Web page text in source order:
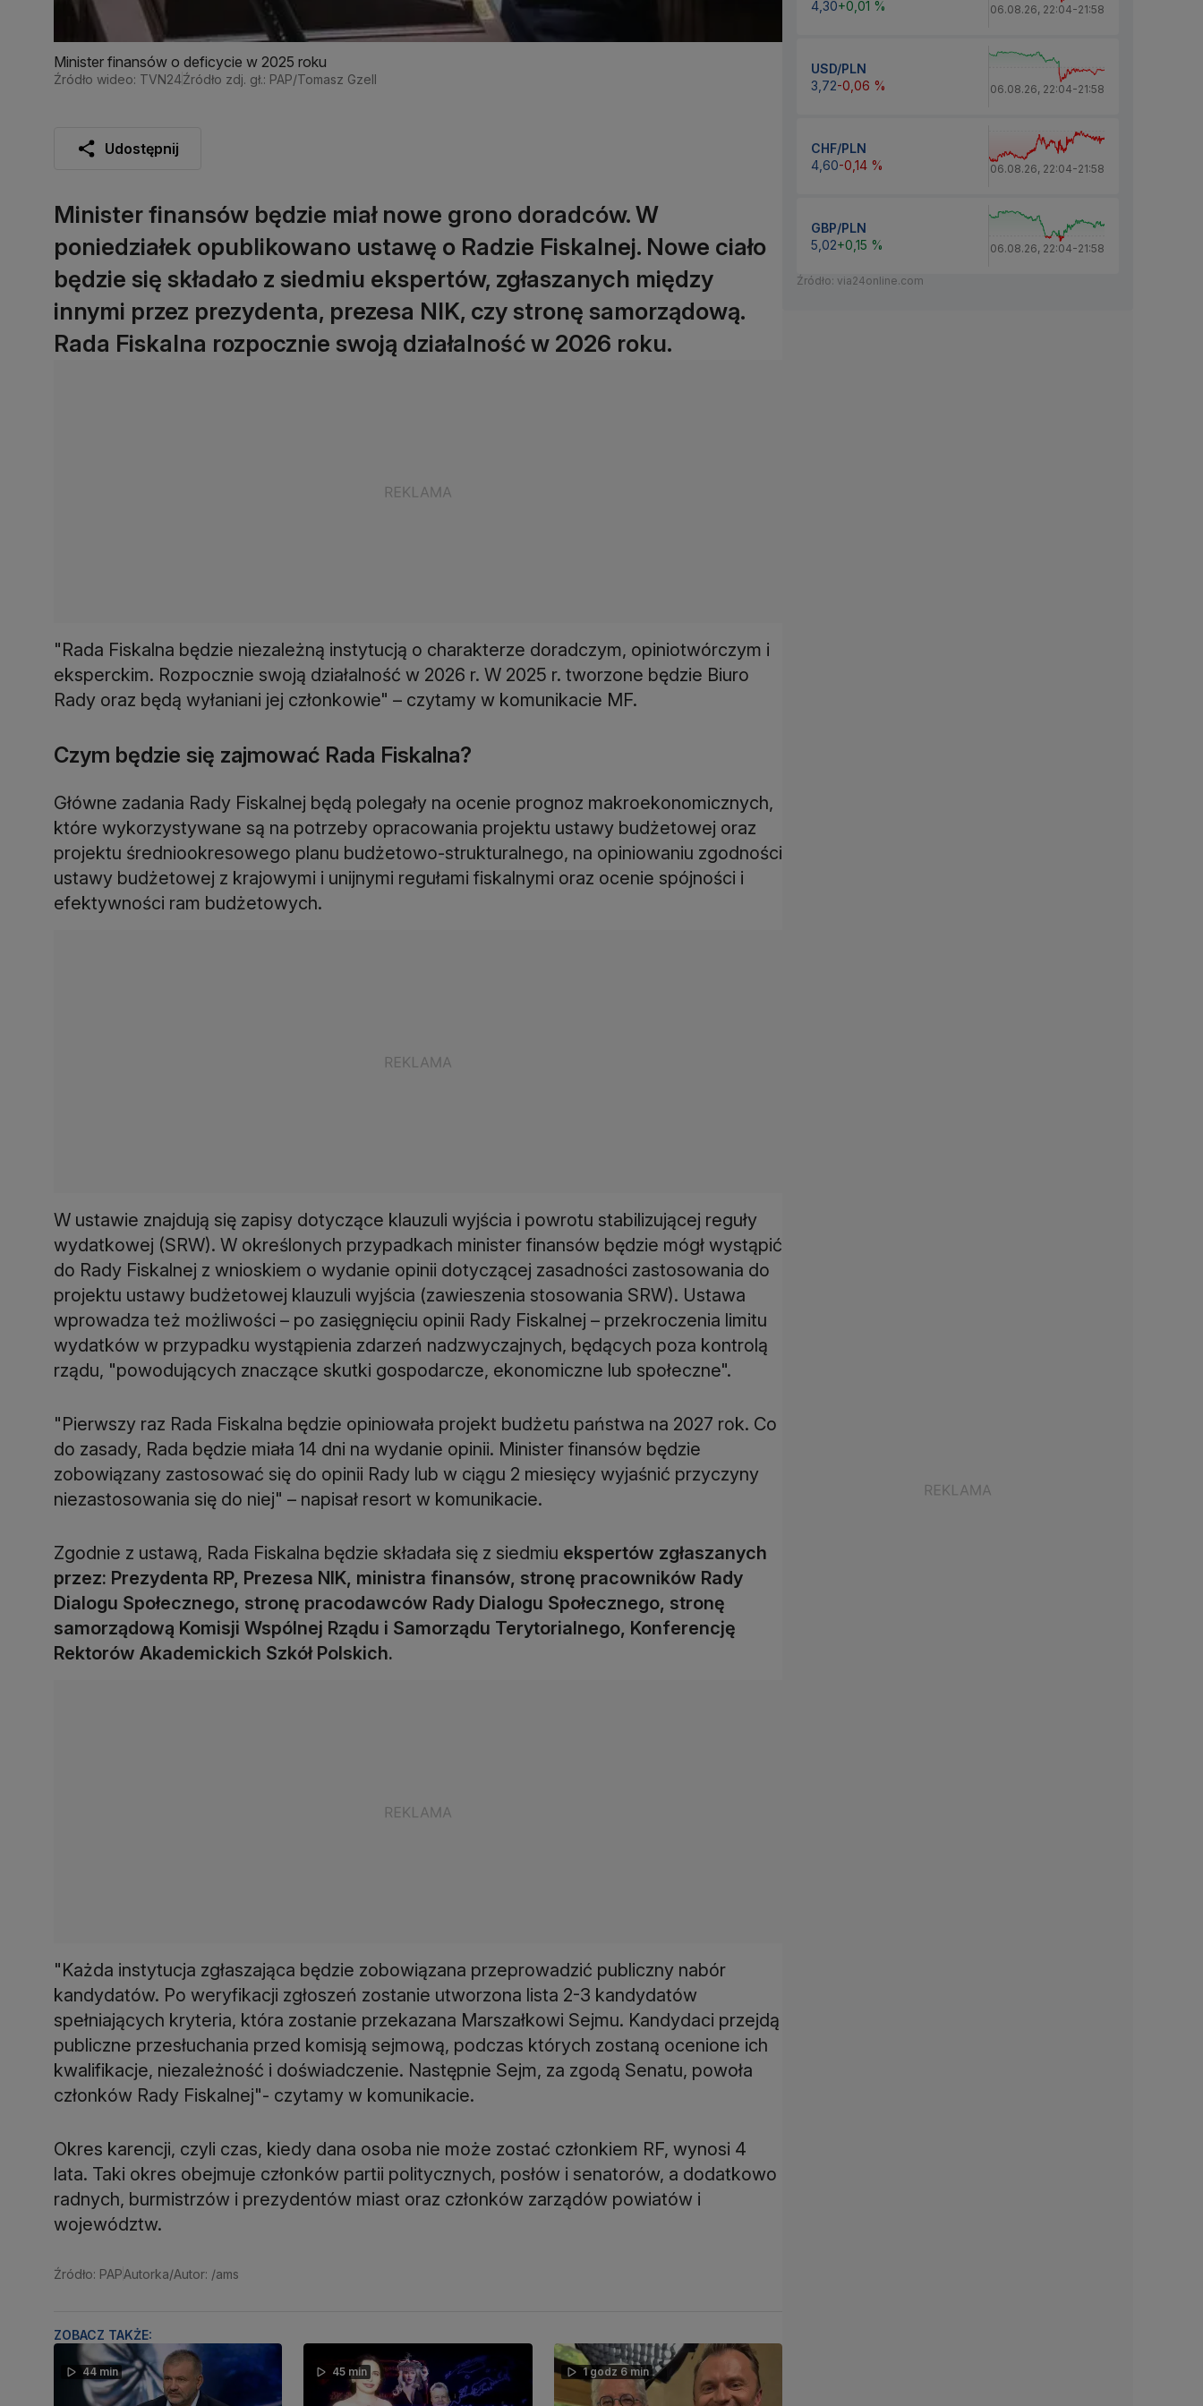
Minister finansów o deficycie w 2025 roku
Źródło wideo: TVN24Źródło zdj. gł.: PAP/Tomasz Gzell
Udostępnij
Minister finansów będzie miał nowe grono doradców. W
poniedziałek opublikowano ustawę o Radzie Fiskalnej. Nowe ciało
będzie się składało z siedmiu ekspertów, zgłaszanych między
innymi przez prezydenta, prezesa NIK, czy stronę samorządową.
Rada Fiskalna rozpocznie swoją działalność w 2026 roku.
"Rada Fiskalna będzie niezależną instytucją o charakterze doradczym, opiniotwórczym i
eksperckim. Rozpocznie swoją działalność w 2026 r. W 2025 r. tworzone będzie Biuro
Rady oraz będą wyłaniani jej członkowie" – czytamy w komunikacie MF.
Czym będzie się zajmować Rada Fiskalna?
Główne zadania Rady Fiskalnej będą polegały na ocenie prognoz makroekonomicznych,
które wykorzystywane są na potrzeby opracowania projektu ustawy budżetowej oraz
projektu średniookresowego planu budżetowo-strukturalnego, na opiniowaniu zgodności
ustawy budżetowej z krajowymi i unijnymi regułami fiskalnymi oraz ocenie spójności i
efektywności ram budżetowych.
W ustawie znajdują się zapisy dotyczące klauzuli wyjścia i powrotu stabilizującej reguły
wydatkowej (SRW). W określonych przypadkach minister finansów będzie mógł wystąpić
do Rady Fiskalnej z wnioskiem o wydanie opinii dotyczącej zasadności zastosowania do
projektu ustawy budżetowej klauzuli wyjścia (zawieszenia stosowania SRW). Ustawa
wprowadza też możliwości – po zasięgnięciu opinii Rady Fiskalnej – przekroczenia limitu
wydatków w przypadku wystąpienia zdarzeń nadzwyczajnych, będących poza kontrolą
rządu, "powodujących znaczące skutki gospodarcze, ekonomiczne lub społeczne".
"Pierwszy raz Rada Fiskalna będzie opiniowała projekt budżetu państwa na 2027 rok. Co
do zasady, Rada będzie miała 14 dni na wydanie opinii. Minister finansów będzie
zobowiązany zastosować się do opinii Rady lub w ciągu 2 miesięcy wyjaśnić przyczyny
niezastosowania się do niej" – napisał resort w komunikacie.
Zgodnie z ustawą, Rada Fiskalna będzie składała się z siedmiu ekspertów zgłaszanych
przez: Prezydenta RP, Prezesa NIK, ministra finansów, stronę pracowników Rady
Dialogu Społecznego, stronę pracodawców Rady Dialogu Społecznego, stronę
samorządową Komisji Wspólnej Rządu i Samorządu Terytorialnego, Konferencję
Rektorów Akademickich Szkół Polskich.
"Każda instytucja zgłaszająca będzie zobowiązana przeprowadzić publiczny nabór
kandydatów. Po weryfikacji zgłoszeń zostanie utworzona lista 2-3 kandydatów
spełniających kryteria, która zostanie przekazana Marszałkowi Sejmu. Kandydaci przejdą
publiczne przesłuchania przed komisją sejmową, podczas których zostaną ocenione ich
kwalifikacje, niezależność i doświadczenie. Następnie Sejm, za zgodą Senatu, powoła
członków Rady Fiskalnej"- czytamy w komunikacie.
Okres karencji, czyli czas, kiedy dana osoba nie może zostać członkiem RF, wynosi 4
lata. Taki okres obejmuje członków partii politycznych, posłów i senatorów, a dodatkowo
radnych, burmistrzów i prezydentów miast oraz członków zarządów powiatów i
województw.
Źródło: PAPAutorka/Autor: /ams
ZOBACZ TAKŻE:
44 min 45 min 1 godz 6 min
4,30+0,01 % 06.08.26, 22:04-21:58
USD/PLN
3,72-0,06 % 06.08.26, 22:04-21:58
CHF/PLN
4,60-0,14 % 06.08.26, 22:04-21:58
GBP/PLN
5,02+0,15 % 06.08.26, 22:04-21:58
Źródło: via24online.com